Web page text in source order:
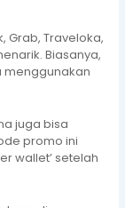
Grab, Traveloka,
Biasanya,
menggunakan
juga bisa
promo ini
wallet’ setelah